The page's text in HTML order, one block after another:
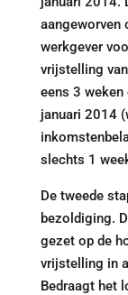
aangeworven
werkgever
vrijstelling
eens 3 weken
januari 2014
slechts 1
De tweede
bezoldiging.
gezet op de
vrijstelling in
Bedraagt het